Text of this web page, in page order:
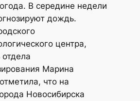
В середине недели
дождь.
центра,
отдела
Марина
что на
Новосибирска